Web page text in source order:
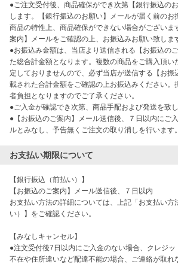
●ご注文受付後、商品確保ができ次第【銀行振込の
します。【銀行振込のお願い】メールが届く前のお
商品の特性上、商品確保ができない場合がございま
案内】メールをご確認の上、お振込みお願い致しま
●お振込み金額は、当店より送信される【お振込の
た総合計金額となります。複数の商品をご購入頂い
定しておりませんので、必ず当店が送信する【お振
載された合計金額をご確認の上お振込みください。
者負担となりますのでご了承ください。
●ご入金が確認でき次第、商品手配および発送を致し
●【お振込のご案内】メール送信後、７日以内にご
ルとみなし、予告無くご注文の取り消しを行います。
お支払い期限について
【銀行振込（前払い）】
【お振込のご案内】メール送信後、７日以内
お支払い方法の詳細については、上記「お支払い方
い）】をご確認ください。
【みなしキャンセル】
●注文受付後7日以内にご入金のない場合、クレジ
不在や住所違いなど配達不能の場合、ご連絡が取れ